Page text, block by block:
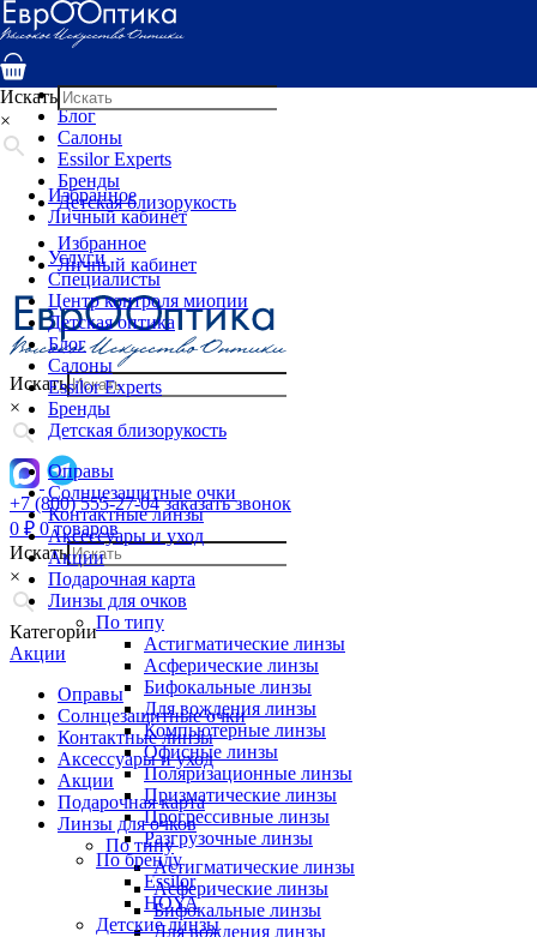
Услуги
Специалисты
Детская оптика
Блог
Салоны
Essilor Experts
Бренды
Детская близорукость
Избранное
Личный кабинет
Искать
×
+7 (800) 555-27-04 заказать звонок
0 ₽ 0 товаров
Искать
×
Категории
Акции
Оправы
Солнцезащитные очки
Контактные линзы
Аксессуары и уход
Акции
Подарочная карта
Линзы для очков
По типу
Астигматические линзы
Асферические линзы
Бифокальные линзы
Для вождения линзы
Искать
×
Избранное
Личный кабинет
Услуги
Специалисты
Центр контроля миопии
Детская оптика
Блог
Салоны
Essilor Experts
Бренды
Детская близорукость
Оправы
Солнцезащитные очки
Контактные линзы
Аксессуары и уход
Акции
Подарочная карта
Линзы для очков
По типу
Астигматические линзы
Асферические линзы
Бифокальные линзы
Для вождения линзы
Компьютерные линзы
Офисные линзы
Поляризационные линзы
Призматические линзы
Прогрессивные линзы
Разгрузочные линзы
По бренду
Essilor
HOYA
Детские линзы